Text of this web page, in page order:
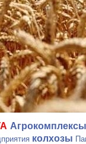
Агрокомплексы
колхозы